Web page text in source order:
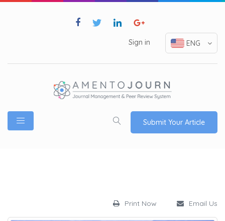
Sign in ENG
Submit Your Article
Print Now Email Us